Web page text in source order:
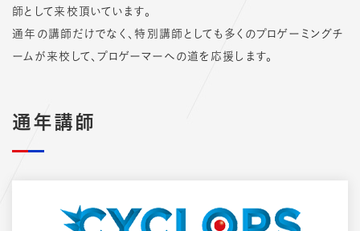
師として来校頂いています。
通年の講師だけでなく、特別講師としても多くのプロゲーミングチ
ームが来校して、プロゲーマーへの道を応援します。
通年講師